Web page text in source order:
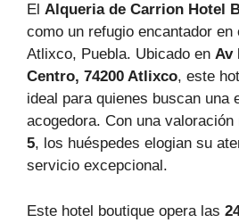
El Alqueria de Carrion Hotel
como un refugio encantador en
Atlixco, Puebla. Ubicado en Av
Centro, 74200 Atlixco, este
ideal para quienes buscan una
acogedora. Con una valoración
5, los huéspedes elogian su
servicio excepcional.
Este hotel boutique opera las